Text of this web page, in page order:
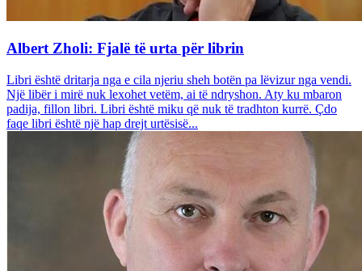
Albert Zholi: Fjalë të urta për librin
Libri është dritarja nga e cila njeriu sheh botën pa lëvizur nga vendi.
Një libër i mirë nuk lexohet vetëm, ai të ndryshon. Aty ku mbaron
padija, fillon libri. Libri është miku që nuk të tradhton kurrë. Çdo
faqe libri është një hap drejt urtësisë...